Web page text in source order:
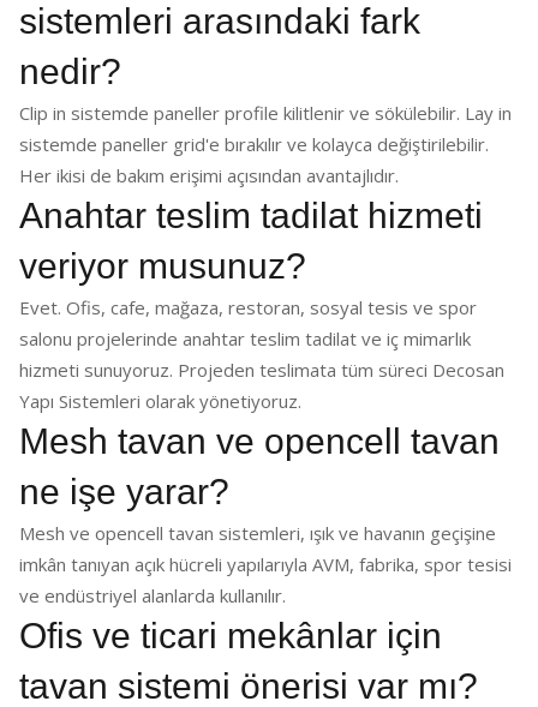
sistemleri arasındaki fark
nedir?
Clip in sistemde paneller profile kilitlenir ve sökülebilir. Lay in
sistemde paneller grid'e bırakılır ve kolayca değiştirilebilir.
Her ikisi de bakım erişimi açısından avantajlıdır.
Anahtar teslim tadilat hizmeti
veriyor musunuz?
Evet. Ofis, cafe, mağaza, restoran, sosyal tesis ve spor
salonu projelerinde anahtar teslim tadilat ve iç mimarlık
hizmeti sunuyoruz. Projeden teslimata tüm süreci Decosan
Yapı Sistemleri olarak yönetiyoruz.
Mesh tavan ve opencell tavan
ne işe yarar?
Mesh ve opencell tavan sistemleri, ışık ve havanın geçişine
imkân tanıyan açık hücreli yapılarıyla AVM, fabrika, spor tesisi
ve endüstriyel alanlarda kullanılır.
Ofis ve ticari mekânlar için
tavan sistemi önerisi var mı?